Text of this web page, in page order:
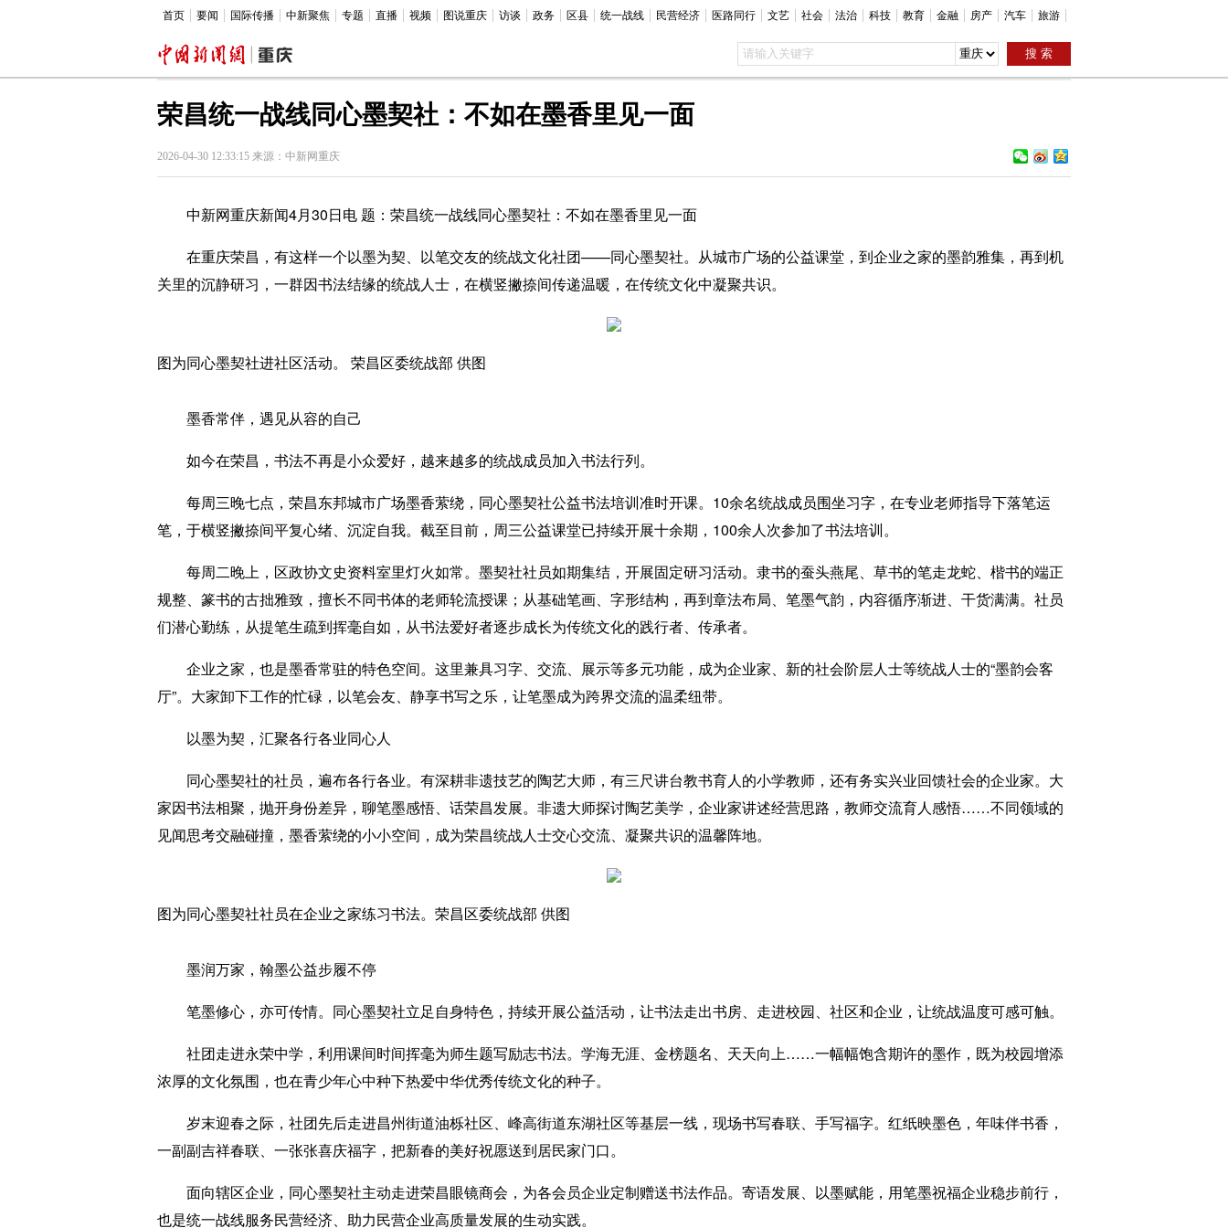
首页 要闻 国际传播 中新聚焦 专题 直播 视频 图说重庆 访谈 政务 区县 统一战线 民营经济 医路同行 文艺 社会 法治 科技 教育 金融 房产 汽车 旅游
荣昌统一战线同心墨契社：不如在墨香里见一面
2026-04-30 12:33:15 来源：中新网重庆
中新网重庆新闻4月30日电 题：荣昌统一战线同心墨契社：不如在墨香里见一面
在重庆荣昌，有这样一个以墨为契、以笔交友的统战文化社团——同心墨契社。从城市广场的公益课堂，到企业之家的墨韵雅集，再到机
关里的沉静研习，一群因书法结缘的统战人士，在横竖撇捺间传递温暖，在传统文化中凝聚共识。
图为同心墨契社进社区活动。 荣昌区委统战部 供图
墨香常伴，遇见从容的自己
如今在荣昌，书法不再是小众爱好，越来越多的统战成员加入书法行列。
每周三晚七点，荣昌东邦城市广场墨香萦绕，同心墨契社公益书法培训准时开课。10余名统战成员围坐习字，在专业老师指导下落笔运
笔，于横竖撇捺间平复心绪、沉淀自我。截至目前，周三公益课堂已持续开展十余期，100余人次参加了书法培训。
每周二晚上，区政协文史资料室里灯火如常。墨契社社员如期集结，开展固定研习活动。隶书的蚕头燕尾、草书的笔走龙蛇、楷书的端正
规整、篆书的古拙雅致，擅长不同书体的老师轮流授课；从基础笔画、字形结构，再到章法布局、笔墨气韵，内容循序渐进、干货满满。社员
们潜心勤练，从提笔生疏到挥毫自如，从书法爱好者逐步成长为传统文化的践行者、传承者。
企业之家，也是墨香常驻的特色空间。这里兼具习字、交流、展示等多元功能，成为企业家、新的社会阶层人士等统战人士的“墨韵会客
厅”。大家卸下工作的忙碌，以笔会友、静享书写之乐，让笔墨成为跨界交流的温柔纽带。
以墨为契，汇聚各行各业同心人
同心墨契社的社员，遍布各行各业。有深耕非遗技艺的陶艺大师，有三尺讲台教书育人的小学教师，还有务实兴业回馈社会的企业家。大
家因书法相聚，抛开身份差异，聊笔墨感悟、话荣昌发展。非遗大师探讨陶艺美学，企业家讲述经营思路，教师交流育人感悟……不同领域的
见闻思考交融碰撞，墨香萦绕的小小空间，成为荣昌统战人士交心交流、凝聚共识的温馨阵地。
图为同心墨契社社员在企业之家练习书法。荣昌区委统战部 供图
墨润万家，翰墨公益步履不停
笔墨修心，亦可传情。同心墨契社立足自身特色，持续开展公益活动，让书法走出书房、走进校园、社区和企业，让统战温度可感可触。
社团走进永荣中学，利用课间时间挥毫为师生题写励志书法。学海无涯、金榜题名、天天向上……一幅幅饱含期许的墨作，既为校园增添
浓厚的文化氛围，也在青少年心中种下热爱中华优秀传统文化的种子。
岁末迎春之际，社团先后走进昌州街道油栎社区、峰高街道东湖社区等基层一线，现场书写春联、手写福字。红纸映墨色，年味伴书香，
一副副吉祥春联、一张张喜庆福字，把新春的美好祝愿送到居民家门口。
面向辖区企业，同心墨契社主动走进荣昌眼镜商会，为各会员企业定制赠送书法作品。寄语发展、以墨赋能，用笔墨祝福企业稳步前行，
也是统一战线服务民营经济、助力民营企业高质量发展的生动实践。